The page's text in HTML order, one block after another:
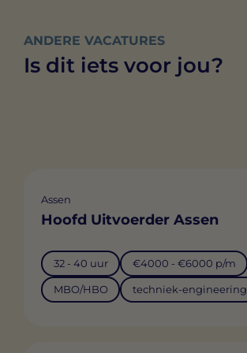
ANDERE VACATURES
Is dit iets voor jou?
Assen
Hoofd Uitvoerder Assen
32 - 40 uur €4000 - €6000 p/m
MBO/HBO techniek-engineering